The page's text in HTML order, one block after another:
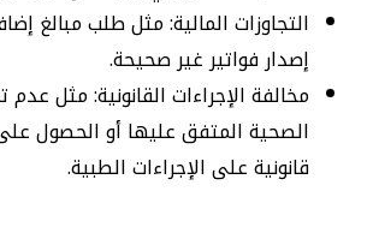
التجاوزات المالية: مثل طلب مبالغ
إصدار فواتير غير صحيحة.
مخالفة الإجراءات القانونية: مثل
الصحية المتفق عليها أو الحصول
قانونية على الإجراءات الطبية.